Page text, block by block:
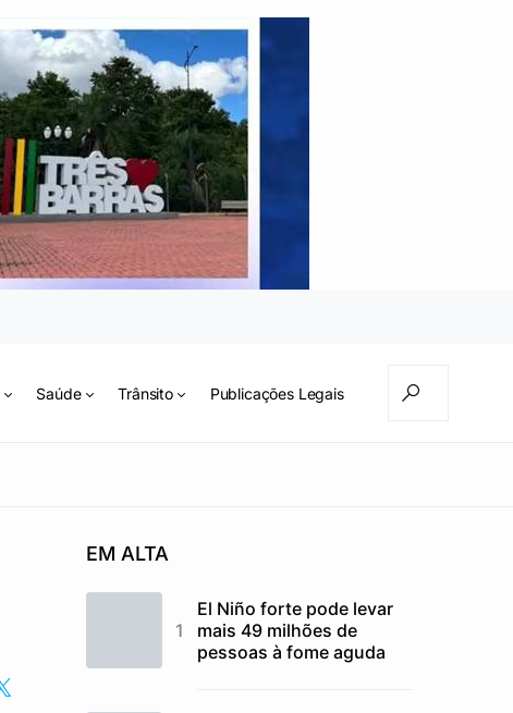
Saúde Trânsito Publicações Legais
EM ALTA
El Niño forte pode levar
mais 49 milhões de
pessoas à fome aguda